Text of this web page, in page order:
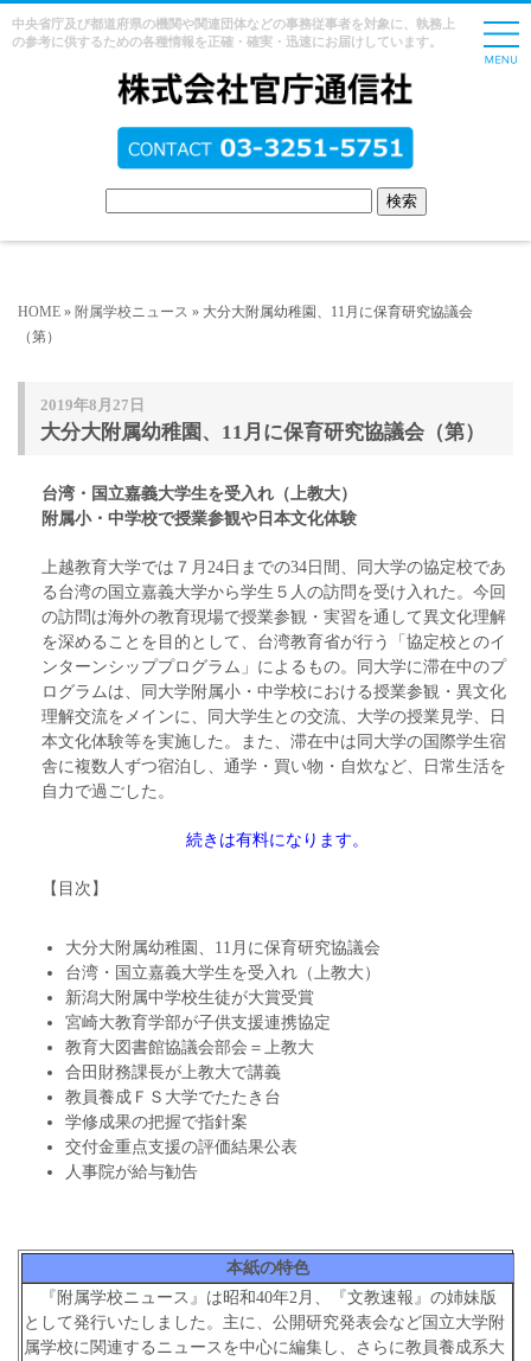
中央省庁及び都道府県の機関や関連団体などの事務従事者を対象に、執務上
の参考に供するための各種情報を正確・確実・迅速にお届けしています。
HOME » 附属学校ニュース » 大分大附属幼稚園、11月に保育研究協議会
（第）
2019年8月27日
大分大附属幼稚園、11月に保育研究協議会（第）
台湾・国立嘉義大学生を受入れ（上教大）
附属小・中学校で授業参観や日本文化体験
上越教育大学では７月24日までの34日間、同大学の協定校であ
る台湾の国立嘉義大学から学生５人の訪問を受け入れた。今回
の訪問は海外の教育現場で授業参観・実習を通して異文化理解
を深めることを目的として、台湾教育省が行う「協定校とのイ
ンターンシッププログラム」によるもの。同大学に滞在中のプ
ログラムは、同大学附属小・中学校における授業参観・異文化
理解交流をメインに、同大学生との交流、大学の授業見学、日
本文化体験等を実施した。また、滞在中は同大学の国際学生宿
舎に複数人ずつ宿泊し、通学・買い物・自炊など、日常生活を
自力で過ごした。
続きは有料になります。
【目次】
大分大附属幼稚園、11月に保育研究協議会
台湾・国立嘉義大学生を受入れ（上教大）
新潟大附属中学校生徒が大賞受賞
宮崎大教育学部が子供支援連携協定
教育大図書館協議会部会＝上教大
合田財務課長が上教大で講義
教員養成ＦＳ大学でたたき台
学修成果の把握で指針案
交付金重点支援の評価結果公表
人事院が給与勧告
本紙の特色
『附属学校ニュース』は昭和40年2月、『文教速報』の姉妹版
として発行いたしました。主に、公開研究発表会など国立大学附
属学校に関連するニュースを中心に編集し、さらに教員養成系大